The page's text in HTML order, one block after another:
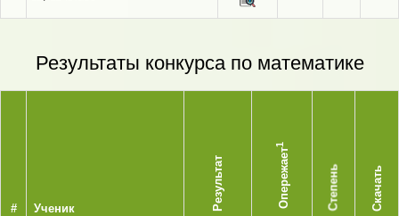
Результаты конкурса по математике
# Ученик Результат Опережает
1
Степень Скачать